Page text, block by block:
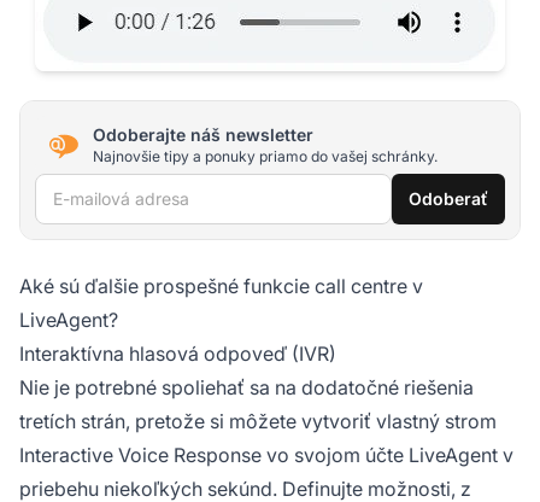
Odoberajte náš newsletter
Najnovšie tipy a ponuky priamo do vašej schránky.
E-mailová adresa Odoberať
Aké sú ďalšie prospešné funkcie call centre v
LiveAgent?
Interaktívna hlasová odpoveď (IVR)
Nie je potrebné spoliehať sa na dodatočné riešenia
tretích strán, pretože si môžete vytvoriť vlastný strom
Interactive Voice Response vo svojom účte LiveAgent v
priebehu niekoľkých sekúnd. Definujte možnosti, z